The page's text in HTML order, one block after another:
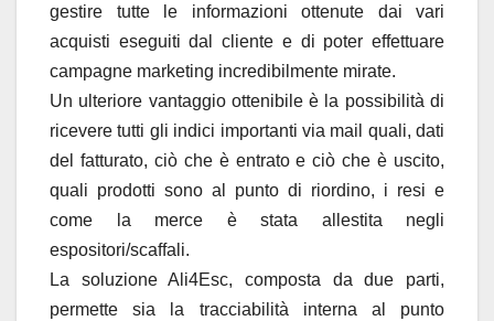
gestire tutte le informazioni ottenute dai vari
acquisti eseguiti dal cliente e di poter effettuare
campagne marketing incredibilmente mirate.
Un ulteriore vantaggio ottenibile è la possibilità di
ricevere tutti gli indici importanti via mail quali, dati
del fatturato, ciò che è entrato e ciò che è uscito,
quali prodotti sono al punto di riordino, i resi e
come la merce è stata allestita negli
espositori/scaffali.
La soluzione Ali4Esc, composta da due parti,
permette sia la tracciabilità interna al punto